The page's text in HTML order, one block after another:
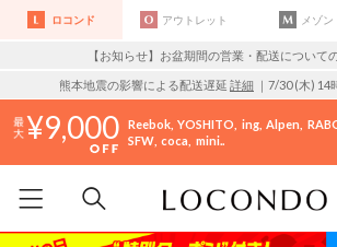
ロコンド アウトレット メゾン
【お知らせ】お盆期間の営業・配送について
熊本地震の影響による配送遅延 詳細 ｜7/30 (木) 14
9,000 Reebok YOSHITO ing Alpen
SFW coca mini..